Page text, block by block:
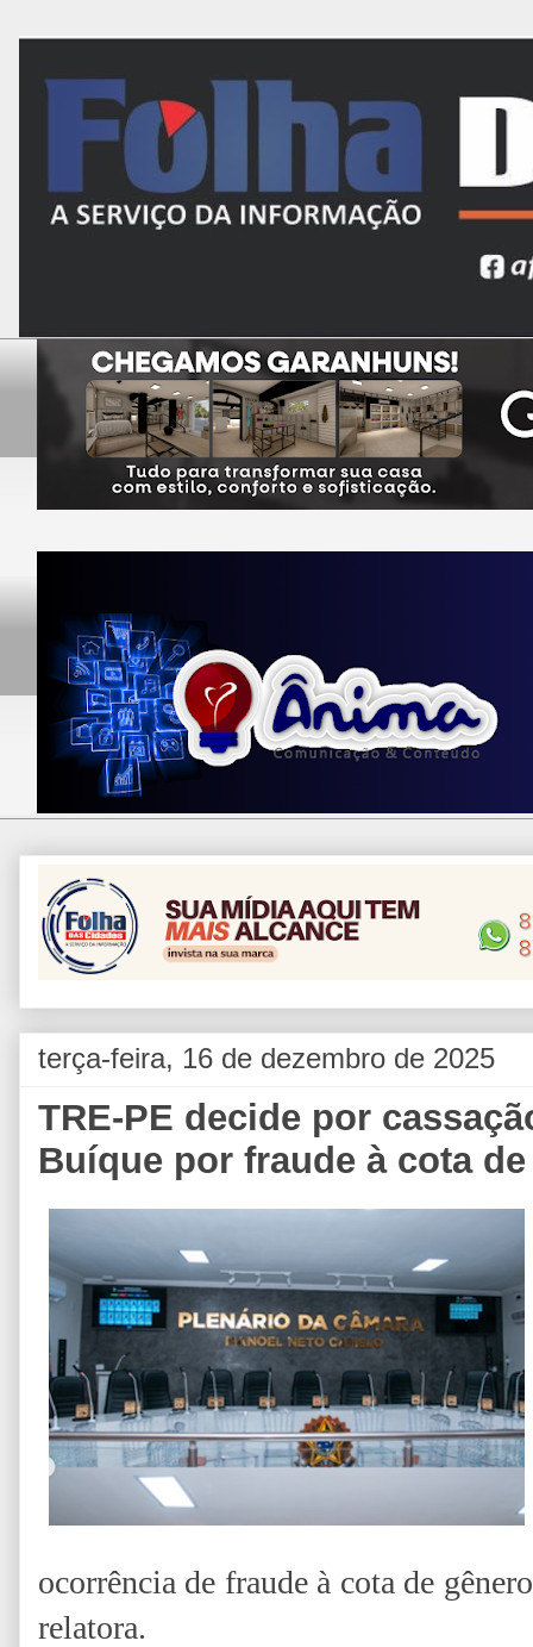
terça-feira, 16 de dezembro de 2025
TRE-PE decide por
Buíque por fraude à cota
ocorrência de fraude à cota de
relatora.